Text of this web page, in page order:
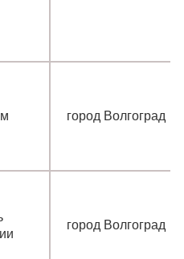
город Волгоград
город Волгоград